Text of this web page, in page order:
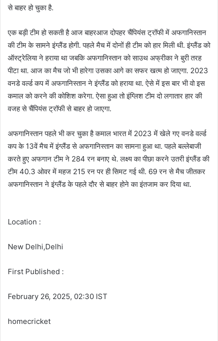
से बाहर हो चुका है.
एक बड़ी टीम हो सकती है आज बाहरआज दोपहर चैंपियंस ट्रॉफी में अफगानिस्तान
की टीम के सामने इंग्लैंड होगी. पहले मैच में दोनों ही टीम को हार मिली थी. इंग्लैंड को
ऑस्ट्रेलिया ने हराया था जबकि अफगानिस्तान को साउथ अफ्रीका ने बुरी तरह
पीटा था. आज का मैच जो भी हारेगा उसका आगे का सफर खत्म हो जाएगा. 2023
वनडे वर्ल्ड कप में अफगानिस्तान ने इंग्लैंड को हराया था. ऐसे में इस बार भी वो इस
कमाल को करने की कोशिश करेगा. ऐसा हुआ तो इंग्लिश टीम दो लगातार हार की
वजह से चैंपियंस ट्रॉफी से बाहर हो जाएगा.
अफगानिस्तान पहले भी कर चुका है कमाल भारत में 2023 में खेले गए वनडे वर्ल्ड
कप के 13वें मैच में इंग्लैंड से अफगानिस्तान का सामना हुआ था. पहले बल्लेबाजी
करते हुए अफगान टीम ने 284 रन बनाए थे. लक्ष्य का पीछा करने उतरी इंग्लैंड की
टीम 40.3 ओवर में महज 215 रन पर ही सिमट गई थी. 69 रन से मैच जीतकर
अफगानिस्तान ने इंग्लैंड के पहले दौर से बाहर होने का इंतजाम कर दिया था.
Location :
New Delhi,Delhi
First Published :
February 26, 2025, 02:30 IST
homecricket